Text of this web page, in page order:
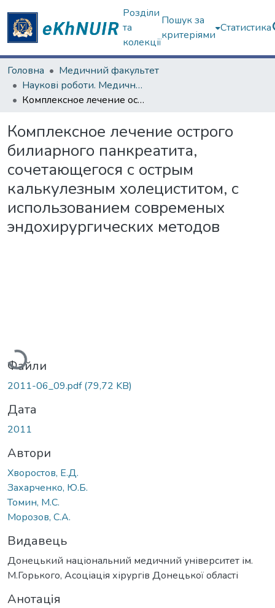
Розділи
та
колекції
Пошук за
критеріями
Статистика
Головна
Медичний факультет
Наукові роботи. Медичний факультет
Комплексное лечение острого билиарного панкреатита, сочетающегося с острым калькулезным холециститом, с использованием современых эндохирургических методов
Комплексное лечение острого
билиарного панкреатита,
сочетающегося с острым
калькулезным холециститом, с
использованием современых
эндохирургических методов
Вантажиться...
Файли
2011-06_09.pdf(79,72 KB)
Дата
2011
Автори
Хворостов, Е.Д.
Захарченко, Ю.Б.
Томин, М.С.
Морозов, С.А.
Видавець
Донецький національний медичний університет ім.
М.Горького, Асоціація хірургів Донецької області
Анотація